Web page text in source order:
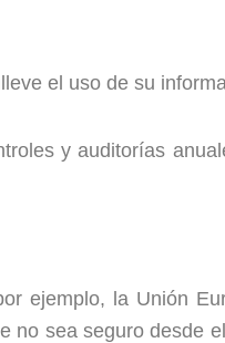
el uso de su
y auditorías
ejemplo, la Unión
no sea seguro desde